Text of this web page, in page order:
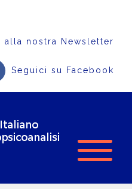
alla nostra Newsletter
Seguici su Facebook